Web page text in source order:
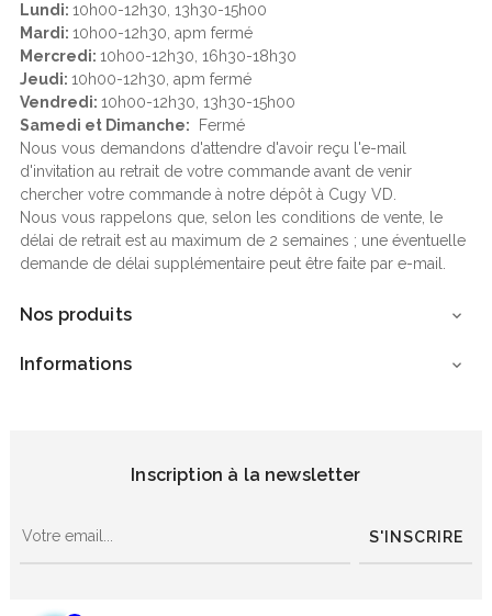
Lundi: 10h00-12h30, 13h30-15h00
Mardi: 10h00-12h30, apm fermé
Mercredi: 10h00-12h30, 16h30-18h30
Jeudi: 10h00-12h30, apm fermé
Vendredi: 10h00-12h30, 13h30-15h00
Samedi et Dimanche: Fermé
Nous vous demandons d'attendre d'avoir reçu l'e-mail
d'invitation au retrait de votre commande avant de venir
chercher votre commande à notre dépôt à Cugy VD.
Nous vous rappelons que, selon les conditions de vente, le
délai de retrait est au maximum de 2 semaines ; une éventuelle
demande de délai supplémentaire peut être faite par e-mail.
Nos produits 
Informations 
Inscription à la newsletter
S'INSCRIRE